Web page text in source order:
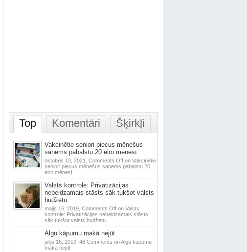
Top Komentāri Šķirkļi
Vakcinētie seniori piecus mēnešus
saņems pabalstu 20 eiro mēnesī
oktobris 13, 2021, Comments Offon Vakcinētie
seniori piecus mēnešus saņems pabalstu 20
eiro mēnesī
Valsts kontrole: Privatizācijas
nebeidzamais stāsts sāk tukšot valsts
budžetu
maijs 16, 2019, Comments Offon Valsts
kontrole: Privatizācijas nebeidzamais stāsts
sāk tukšot valsts budžetu
Algu kāpumu makā nejūt
jūlijs 16, 2013, 48 Comments on Algu kāpumu
makā nejūt